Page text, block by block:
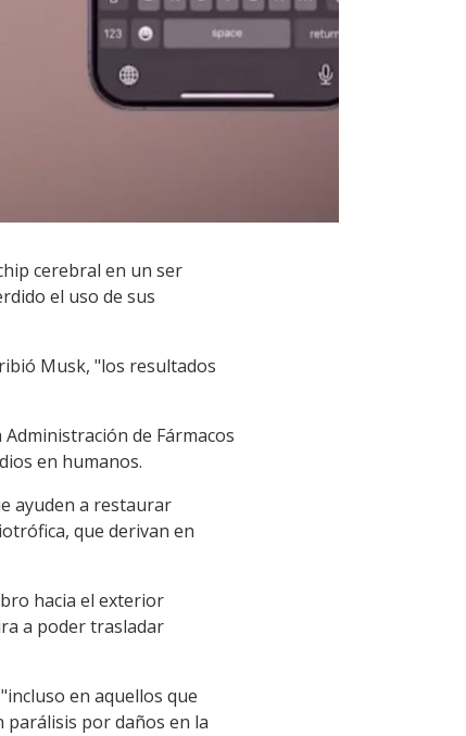
cerebral en un ser
el uso de sus
Musk, "los resultados
de Fármacos
en humanos.
ayuden a restaurar
que derivan en
hacia el exterior
a poder trasladar
en aquellos que
por daños en la